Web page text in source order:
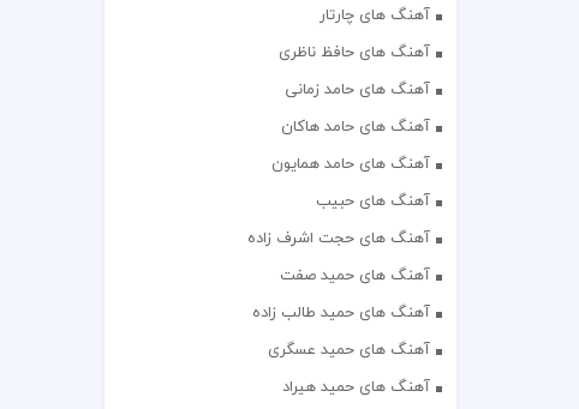
آهنگ های چارتار
آهنگ های حافظ ناظری
آهنگ های حامد زمانی
آهنگ های حامد هاکان
آهنگ های حامد همایون
آهنگ های حبیب
آهنگ های حجت اشرف زاده
آهنگ های حمید صفت
آهنگ های حمید طالب زاده
آهنگ های حمید عسگری
آهنگ های حمید هیراد